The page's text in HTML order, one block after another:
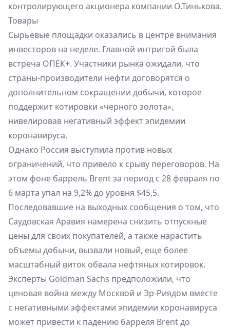
контролирующего акционера компании О.Тинькова.
Товары
Сырьевые площадки оказались в центре внимания
инвесторов на неделе. Главной интригой была
встреча ОПЕК+. Участники рынка ожидали, что
страны-производители нефти договорятся о
дополнительном сокращении добычи, которое
поддержит котировки «черного золота»,
нивелировав негативный эффект эпидемии
коронавируса.
Однако Россия выступила против новых
ограничений, что привело к срыву переговоров. На
этом фоне баррель Brent за период с 28 февраля по
6 марта упал на 9,2% до уровня $45,5.
Последовавшие на выходных сообщения о том, что
Саудовская Аравия намерена снизить отпускные
цены для своих покупателей, а также нарастить
объемы добычи, вызвали новый, еще более
масштабный виток обвала нефтяных котировок.
Эксперты Goldman Sachs предположили, что
ценовая война между Москвой и Эр-Риядом вместе
с негативными эффектами эпидемии коронавируса
может привести к падению барреля Brent до